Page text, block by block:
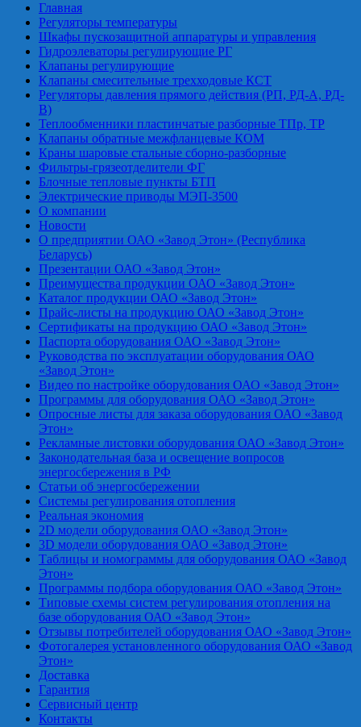
Главная
Регуляторы температуры
Шкафы пускозащитной аппаратуры и управления
Гидроэлеваторы регулирующие РГ
Клапаны регулирующие
Клапаны смесительные трехходовые КСТ
Регуляторы давления прямого действия (РП, РД-А, РД-
В)
Теплообменники пластинчатые разборные ТПр, ТР
Клапаны обратные межфланцевые КОМ
Краны шаровые стальные сборно-разборные
Фильтры-грязеотделители ФГ
Блочные тепловые пункты БТП
Электрические приводы МЭП-3500
О компании
Новости
О предприятии ОАО «Завод Этон» (Республика
Беларусь)
Презентации ОАО «Завод Этон»
Преимущества продукции ОАО «Завод Этон»
Каталог продукции ОАО «Завод Этон»
Прайс-листы на продукцию ОАО «Завод Этон»
Сертификаты на продукцию ОАО «Завод Этон»
Паспорта оборудования ОАО «Завод Этон»
Руководства по эксплуатации оборудования ОАО
«Завод Этон»
Видео по настройке оборудования ОАО «Завод Этон»
Программы для оборудования ОАО «Завод Этон»
Опросные листы для заказа оборудования ОАО «Завод
Этон»
Рекламные листовки оборудования ОАО «Завод Этон»
Законодательная база и освещение вопросов
энергосбережения в РФ
Статьи об энергосбережении
Системы регулирования отопления
Реальная экономия
2D модели оборудования ОАО «Завод Этон»
3D модели оборудования ОАО «Завод Этон»
Таблицы и номограммы для оборудования ОАО «Завод
Этон»
Программы подбора оборудования ОАО «Завод Этон»
Типовые схемы систем регулирования отопления на
базе оборудования ОАО «Завод Этон»
Отзывы потребителей оборудования ОАО «Завод Этон»
Фотогалерея установленного оборудования ОАО «Завод
Этон»
Доставка
Гарантия
Сервисный центр
Контакты